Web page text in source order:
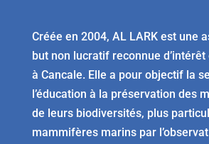
Créée en 2004, AL LARK est une
but non lucratif reconnue
à Cancale. Elle a pour objectif la
l’éducation à la préservation des
de leurs biodiversités, plus
mammifères marins par